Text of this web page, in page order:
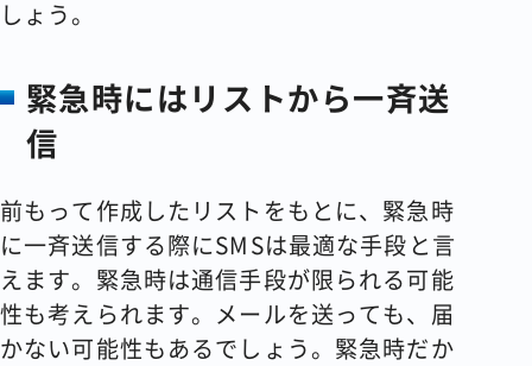
しょう。
緊急時にはリストから一斉送
信
前もって作成したリストをもとに、緊急時
に一斉送信する際にSMSは最適な手段と言
えます。緊急時は通信手段が限られる可能
性も考えられます。メールを送っても、届
かない可能性もあるでしょう。緊急時だか